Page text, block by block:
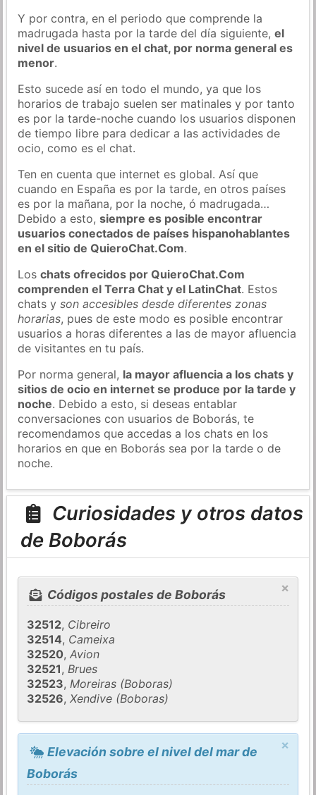
Y por contra, en el periodo que comprende la
madrugada hasta por la tarde del día siguiente,el
nivel de usuarios en el chat, por norma general es
menor.
Esto sucede así en todo el mundo, ya que los
horarios de trabajo suelen ser matinales y por tanto
es por la tarde-noche cuando los usuarios disponen
de tiempo libre para dedicar a las actividades de
ocio, como es el chat.
Ten en cuenta que internet es global. Así que
cuando en España es por la tarde, en otros países
es por la mañana, por la noche, ó madrugada…
Debido a esto,siempre es posible encontrar
usuarios conectados de países hispanohablantes
en el sitio de QuieroChat.Com.
Loschats ofrecidos por QuieroChat.Com
comprenden el Terra Chat y el LatinChat. Estos
chats yson accesibles desde diferentes zonas
horarias, pues de este modo es posible encontrar
usuarios a horas diferentes a las de mayor afluencia
de visitantes en tu país.
Por norma general, la mayor afluencia a los chats y
sitios de ocio en internet se produce por la tarde y
noche. Debido a esto, si deseas entablar
conversaciones con usuarios de Boborás, te
recomendamos que accedas a los chats en los
horarios en que en Boborás sea por la tarde o de
noche.
Curiosidades y otros datos
de Boborás
×
Códigos postales de Boborás
32512, Cibreiro
32514, Cameixa
32520,Avion
32521,Brues
32523,Moreiras (Boboras)
32526,Xendive (Boboras)
×
Elevación sobre el nivel del mar de
Boborás